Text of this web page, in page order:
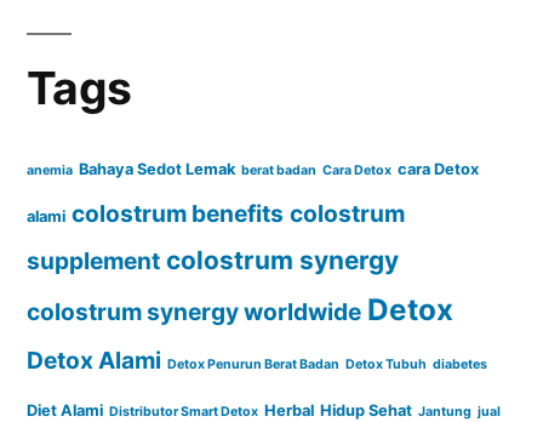
Tags
anemia Bahaya Sedot Lemak berat badan Cara Detox cara Detox
alami colostrum benefits colostrum
supplement colostrum synergy
colostrum synergy worldwide Detox
Detox Alami Detox Penurun Berat Badan Detox Tubuh diabetes
Diet Alami Distributor Smart Detox Herbal Hidup Sehat Jantung jual